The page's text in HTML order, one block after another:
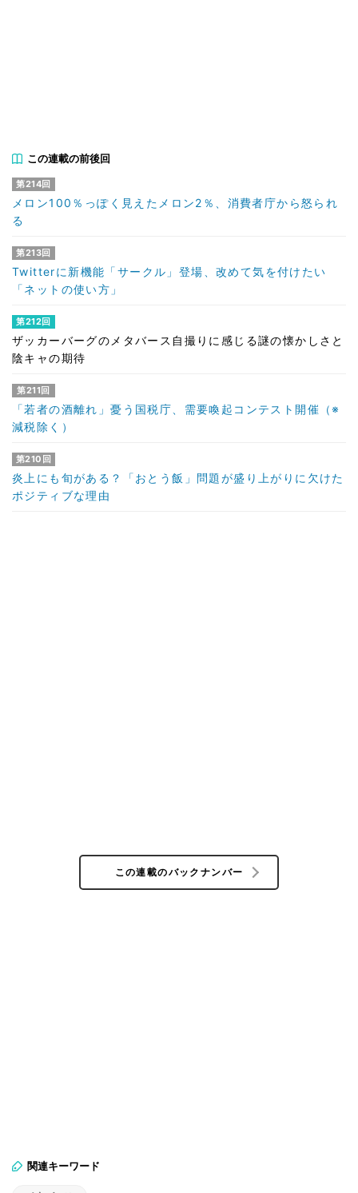
この連載の前後回
第214回
メロン100％っぽく見えたメロン2％、消費者庁から怒られ
る
第213回
Twitterに新機能「サークル」登場、改めて気を付けたい
「ネットの使い方」
第212回
ザッカーバーグのメタバース自撮りに感じる謎の懐かしさと
陰キャの期待
第211回
「若者の酒離れ」憂う国税庁、需要喚起コンテスト開催（※
減税除く）
第210回
炎上にも旬がある？「おとう飯」問題が盛り上がりに欠けた
ポジティブな理由
この連載のバックナンバー
関連キーワード